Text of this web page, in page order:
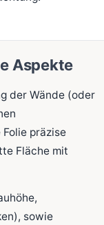
Aspekte
der Wände (oder
präzise
Fläche mit
sowie